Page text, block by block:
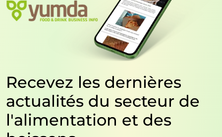
Recevez les dernières
actualités du secteur de
l'alimentation et des